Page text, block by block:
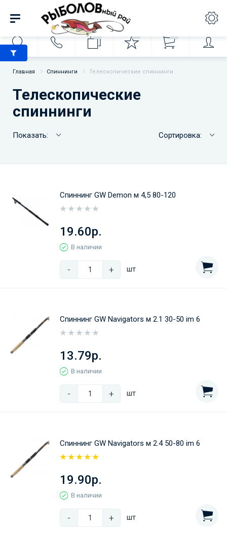
Главная Спиннинги Телескопические спиннинги
Телескопические
спиннинги
Показать: Сортировка:
Спиннинг GW Demon м 4,5 80-120
19.60р.
В наличии
- + шт
Спиннинг GW Navigators м 2.1 30-50 im 6
13.79р.
В наличии
- + шт
Спиннинг GW Navigators м 2.4 50-80 im 6
19.90р.
В наличии
- + шт